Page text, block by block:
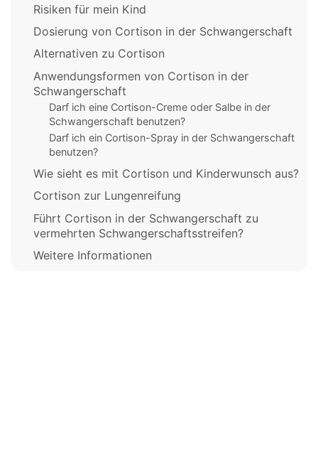
Risiken für mein Kind
Dosierung von Cortison in der Schwangerschaft
Alternativen zu Cortison
Anwendungsformen von Cortison in der
Schwangerschaft
Darf ich eine Cortison-Creme oder Salbe in der
Schwangerschaft benutzen?
Darf ich ein Cortison-Spray in der Schwangerschaft
benutzen?
Wie sieht es mit Cortison und Kinderwunsch aus?
Cortison zur Lungenreifung
Führt Cortison in der Schwangerschaft zu
vermehrten Schwangerschaftsstreifen?
Weitere Informationen